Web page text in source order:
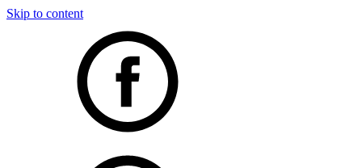
Skip to content